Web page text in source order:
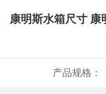
康明斯水箱尺寸 康
产品规格：